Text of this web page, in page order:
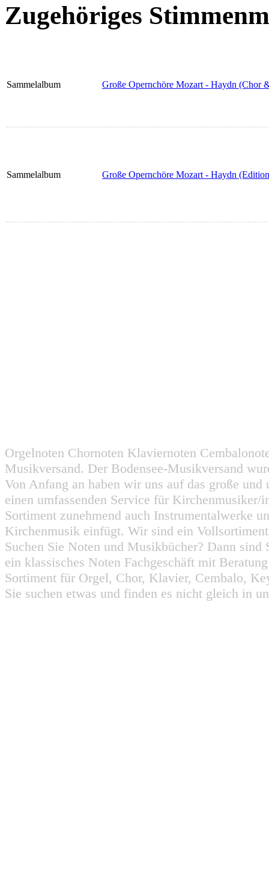
Zugehöriges
Sammelalbum Große Opernchöre Mozart - Haydn (Chor
Sammelalbum Große Opernchöre Mozart - Haydn
Orgelnoten Chornoten Klaviernoten
Musikversand. Der Bodensee-Musikversand
Von Anfang an haben wir uns auf das große
einen umfassenden Service für
Sortiment zunehmend auch Instrumentalwerke
Kirchenmusik einfügt. Wir sind ein
Suchen Sie Noten und Musikbücher? Dann
ein klassisches Noten Fachgeschäft mit
Sortiment für Orgel, Chor, Klavier, Cembalo,
Sie suchen etwas und finden es nicht gleich in